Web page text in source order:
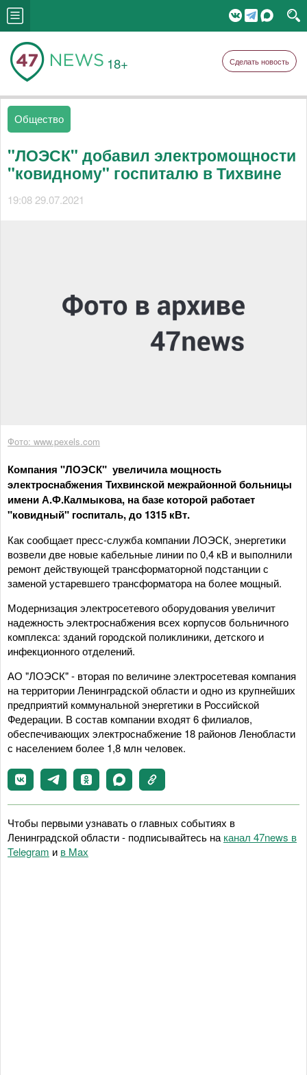
18+ Сделать новость
Общество
"ЛОЭСК" добавил электромощности
"ковидному" госпиталю в Тихвине
19:08 29.07.2021
Фото: www.pexels.com
Компания "ЛОЭСК" увеличила мощность
электроснабжения Тихвинской межрайонной больницы
имени А.Ф.Калмыкова, на базе которой работает
"ковидный" госпиталь, до 1315 кВт.
Как сообщает пресс-служба компании ЛОЭСК, энергетики
возвели две новые кабельные линии по 0,4 кВ и выполнили
ремонт действующей трансформаторной подстанции с
заменой устаревшего трансформатора на более мощный.
Модернизация электросетевого оборудования увеличит
надежность электроснабжения всех корпусов больничного
комплекса: зданий городской поликлиники, детского и
инфекционного отделений.
АО "ЛОЭСК" - вторая по величине электросетевая компания
на территории Ленинградской области и одно из крупнейших
предприятий коммунальной энергетики в Российской
Федерации. В состав компании входят 6 филиалов,
обеспечивающих электроснабжение 18 районов Ленобласти
с населением более 1,8 млн человек.
Чтобы первыми узнавать о главных событиях в
Ленинградской области - подписывайтесь на канал 47news в
Telegram и в Maх